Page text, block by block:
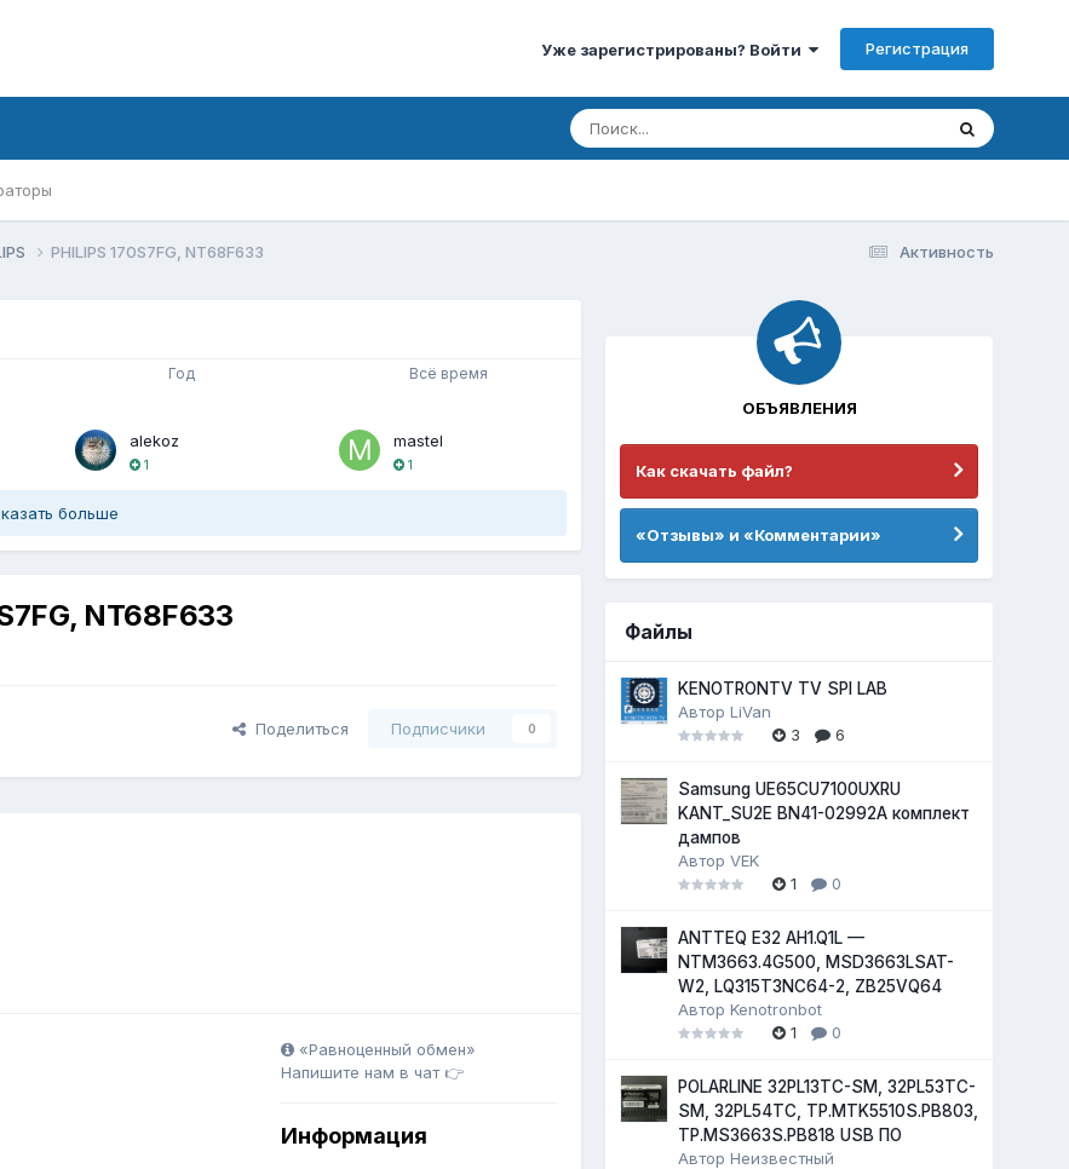
Уже зарегистрированы? Войти Регистрация
Активность
PHILIPS 170S7FG, NT68F633
Год Всё время
alekoz
1
mastel
1
больше
NT68F633
Поделиться Подписчики 0
«Равноценный обмен»
Напишите нам в чат 👉
Информация
ОБЪЯВЛЕНИЯ
Как скачать файл?
«Отзывы» и «Комментарии»
Файлы
KENOTRONTV TV SPI LAB
АвторLiVan
3
6
Samsung UE65CU7100UXRU
KANT_SU2E BN41-02992A комплект
дампов
АвторVEK
1
0
ANTTEQ E32 AH1.Q1L —
NTM3663.4G500, MSD3663LSAT-
W2, LQ315T3NC64-2, ZB25VQ64
АвторKenotronbot
1
0
POLARLINE 32PL13TC-SM, 32PL53TC-
SM, 32PL54TC, TP.MTK5510S.PB803,
TP.MS3663S.PB818 USB ПО
АвторНеизвестный